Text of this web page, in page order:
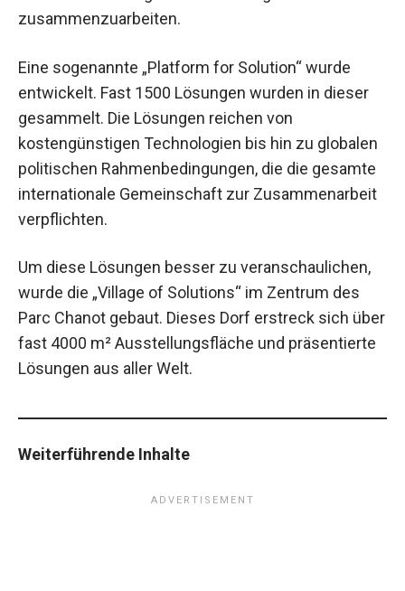
zusammenzuarbeiten.
Eine sogenannte „Platform for Solution“ wurde
entwickelt. Fast 1500 Lösungen wurden in dieser
gesammelt. Die Lösungen reichen von
kostengünstigen Technologien bis hin zu globalen
politischen Rahmenbedingungen, die die gesamte
internationale Gemeinschaft zur Zusammenarbeit
verpflichten.
Um diese Lösungen besser zu veranschaulichen,
wurde die „Village of Solutions“ im Zentrum des
Parc Chanot gebaut. Dieses Dorf erstreck sich über
fast 4000 m² Ausstellungsfläche und präsentierte
Lösungen aus aller Welt.
Weiterführende Inhalte